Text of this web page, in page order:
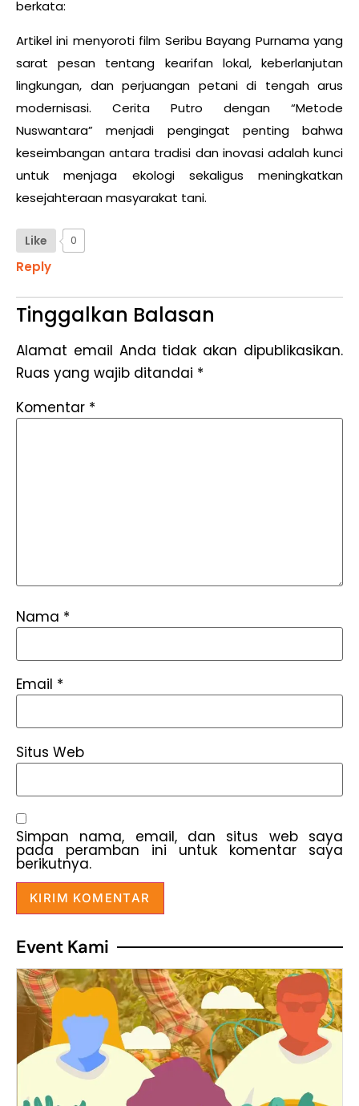
berkata:
Artikel ini menyoroti film Seribu Bayang Purnama yang
sarat pesan tentang kearifan lokal, keberlanjutan
lingkungan, dan perjuangan petani di tengah arus
modernisasi. Cerita Putro dengan “Metode
Nuswantara” menjadi pengingat penting bahwa
keseimbangan antara tradisi dan inovasi adalah kunci
untuk menjaga ekologi sekaligus meningkatkan
kesejahteraan masyarakat tani.
Like 0
Reply
Tinggalkan Balasan
Alamat email Anda tidak akan dipublikasikan.
Ruas yang wajib ditandai *
Komentar *
Nama *
Email *
Situs Web
Simpan nama, email, dan situs web saya
pada peramban ini untuk komentar saya
berikutnya.
Event Kami